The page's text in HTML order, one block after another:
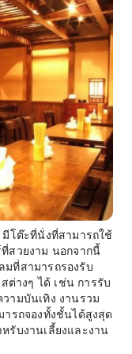
มีโต๊ะที่นั่งที่สามารถใช้
สวยงาม นอกจากนี้
มที่สามารถรองรับ
ต่างๆ ได้ เช่น การรับ
ามบันเทิง งานรวม
รถจองทั้งชั้นได้สูงสุด
รับงานเลี้ยงและงาน